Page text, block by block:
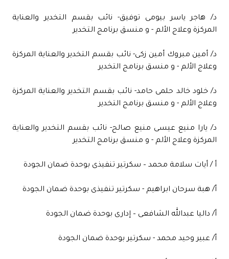
د/ هاجر ياسر بيومى توفيق- نائب بقسم التخدير والعناية
المركزة وعلاج الألم - و منسق برنامج التخدير
د/ أمين مبروك أمين زكى- نائب بقسم التخدير والعناية المركزة
وعلاج الألم - و منسق برنامج التخدير
د/ خلود خالد حلمى حامد- نائب بقسم التخدير والعناية المركزة
وعلاج الألم - و منسق برنامج التخدير
د/ يارا منيع عيسى منيع صالح- نائب بقسم التخدير والعناية
المركزة وعلاج الألم - و منسق برنامج التخدير
أ / أيات سلامة محمد – سكرتير تنفيذى بوحدة ضمان الجودة
أ/ هبة سرحان ابراهيم - سكرتير تنفيذى بوحدة ضمان الجودة
أ/ داليا عبدالله الشافعى – إدارى بوحدة ضمان الجودة
أ/ عبير وحيد محمد - سكرتير بوحدة ضمان الجودة